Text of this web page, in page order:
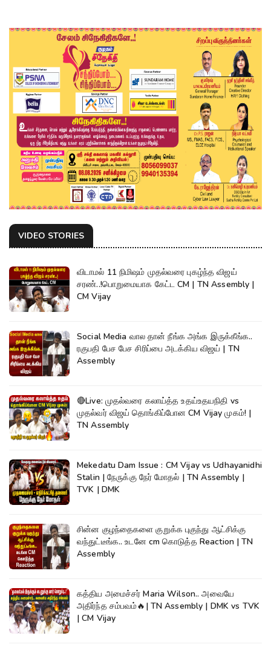
VIDEO STORIES
விடாமல் 11 நிமிஷம் முதல்வரை புகழ்ந்த விஜய்
சரண்..!பொறுமையாக கேட்ட CM | TN Assembly |
CM Vijay
Social Media வால தான் நீங்க அங்க இருக்கீங்க..
ரகுபதி பேச பேச சிரிப்பை அடக்கிய விஜய் | TN
Assembly
🔴Live: முதல்வரை கலாய்த்த உதய்உதயநிதி vs
முதல்வர் விஜய் தொங்கிப்போன CM Vijay முகம்! |
TN Assembly
Mekedatu Dam Issue : CM Vijay vs Udhayanidhi
Stalin | நேருக்கு நேர் மோதல் | TN Assembly |
TVK | DMK
சின்ன குழந்தைகளை குறுக்க புகுந்து ஆட்சிக்கு
வந்துட்டீங்க.. உடனே cm கொடுத்த Reaction | TN
Assembly
கத்திய அமைச்சர் Maria Wilson.. அவையே
அதிர்ந்த சம்பவம்🔥| TN Assembly | DMK vs TVK
| CM Vijay